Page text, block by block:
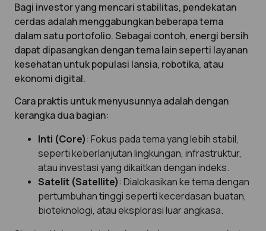
Bagi investor yang mencari stabilitas, pendekatan
cerdas adalah menggabungkan beberapa tema
dalam satu portofolio. Sebagai contoh, energi bersih
dapat dipasangkan dengan tema lain seperti layanan
kesehatan untuk populasi lansia, robotika, atau
ekonomi digital.
Cara praktis untuk menyusunnya adalah dengan
kerangka dua bagian:
Inti (Core): Fokus pada tema yang lebih stabil,
seperti keberlanjutan lingkungan, infrastruktur,
atau investasi yang dikaitkan dengan indeks.
Satelit (Satellite): Dialokasikan ke tema dengan
pertumbuhan tinggi seperti kecerdasan buatan,
bioteknologi, atau eksplorasi luar angkasa.